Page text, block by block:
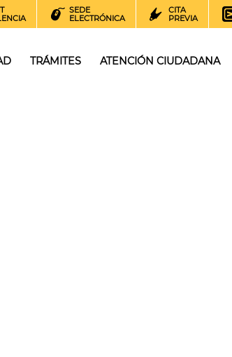
SEDE
ELECTRÓNICA
CITA
PREVIA
TRÁMITES ATENCIÓN CIUDADANA